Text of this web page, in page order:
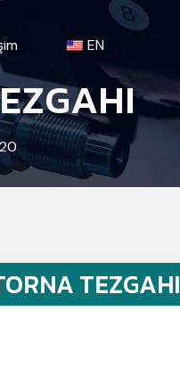
EN
TEZGAHI